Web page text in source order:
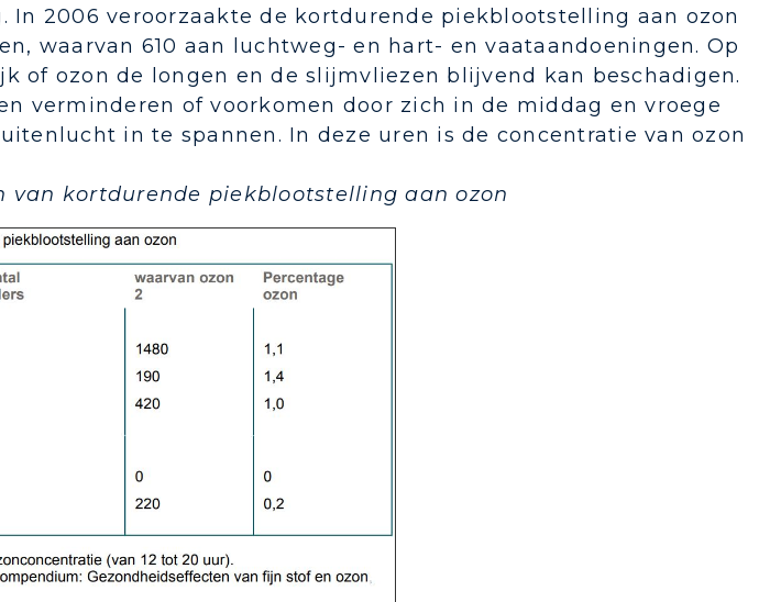
In 2006 veroorzaakte de kortdurende piekblootstelling aan ozon
waarvan 610 aan luchtweg- en hart- en vaataandoeningen. Op
of ozon de longen en de slijmvliezen blijvend kan beschadigen.
verminderen of voorkomen door zich in de middag en vroege
in te spannen. In deze uren is de concentratie van ozon
van kortdurende piekblootstelling aan ozon